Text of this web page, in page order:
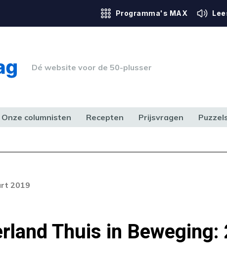
Programma's MAX
Dé website voor de 50-plusser
Onze columnisten Recepten Prijsvragen
2019
Thuis in